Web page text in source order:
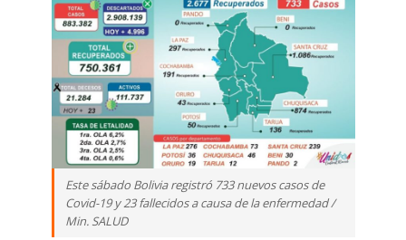
Este sábado Bolivia registró 733 nuevos casos de
Covid-19 y 23 fallecidos a causa de la enfermedad /
Min. SALUD